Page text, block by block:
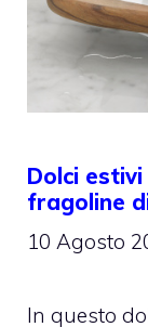
Dolci
fragoline
10 Agosto
In questo